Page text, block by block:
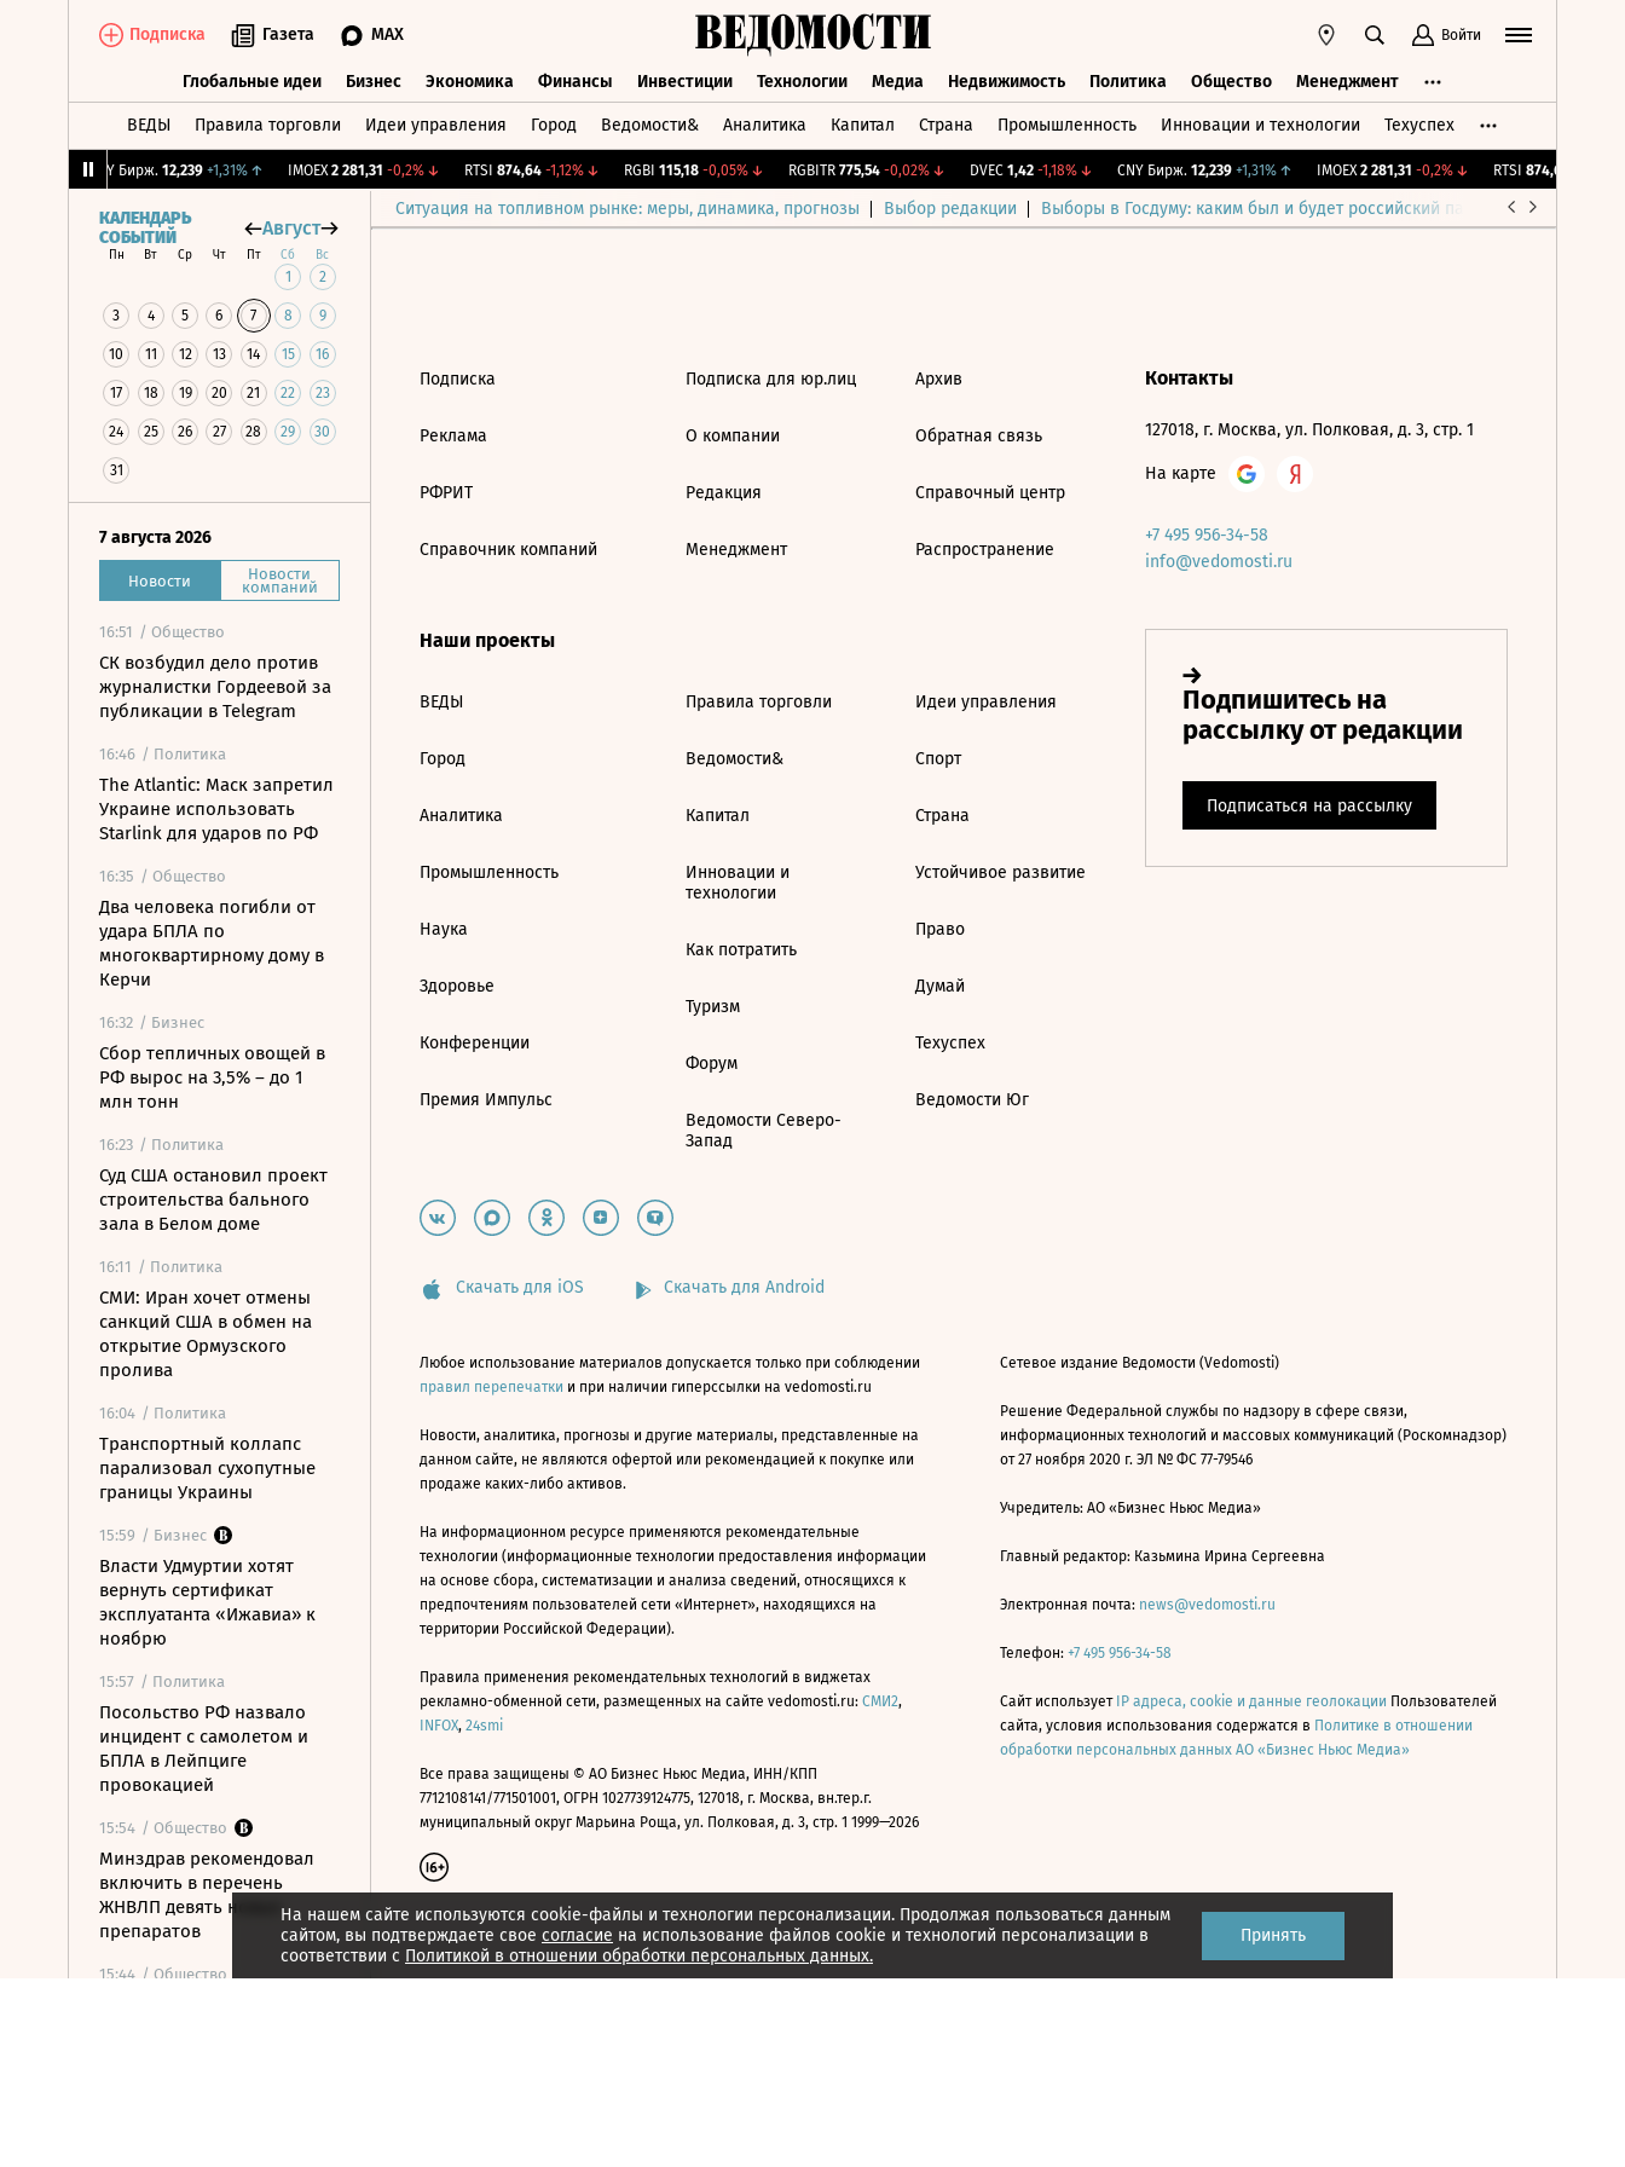
Подписка Газета MAX Войти
Глобальные идеи Бизнес Экономика Финансы Инвестиции Технологии Медиа Недвижимость Политика Общество Менеджмент
ВЕДЫ Правила торговли Идеи управления Город Ведомости& Аналитика Капитал Страна Промышленность Инновации и технологии Техуспех
CNY Бирж. 12,239 +1,31%↑ IMOEX 2 281,31 -0,2%↓ RTSI 874,64 -1,12%↓ RGBI 115,18 -0,05%↓ RGBITR 775,54 -0,02%↓ DVEC 1,42 -1,18%↓ CNY Бирж. 12,239 +1,31%↑ IMOEX 2 281,31 -0,2%↓ RTSI 874,64
Ситуация на топливном рынке: меры, динамика, прогнозы Выбор редакции Выборы в Госдуму: каким был и будет российский парламент
КАЛЕНДАРЬ
СОБЫТИЙ
Август
Пн Вт Ср Чт Пт Сб Вс
1 2
3 4 5 6 7 8 9
10 11 12 13 14 15 16
17 18 19 20 21 22 23
24 25 26 27 28 29 30
31
7 августа 2026
Новости Новости
компаний
16:51 / Общество
СК возбудил дело против
журналистки Гордеевой за
публикации в Telegram
16:46 / Политика
The Atlantic: Маск запретил
Украине использовать
Starlink для ударов по РФ
16:35 / Общество
Два человека погибли от
удара БПЛА по
многоквартирному дому в
Керчи
16:32 / Бизнес
Сбор тепличных овощей в
РФ вырос на 3,5% – до 1
млн тонн
16:23 / Политика
Суд США остановил проект
строительства бального
зала в Белом доме
16:11 / Политика
СМИ: Иран хочет отмены
санкций США в обмен на
открытие Ормузского
пролива
16:04 / Политика
Транспортный коллапс
парализовал сухопутные
границы Украины
15:59 / Бизнес
Власти Удмуртии хотят
вернуть сертификат
эксплуатанта «Ижавиа» к
ноябрю
15:57 / Политика
Посольство РФ назвало
инцидент с самолетом и
БПЛА в Лейпциге
провокацией
15:54 / Общество
Минздрав рекомендовал
включить в перечень
ЖНВЛП девять новых
препаратов
15:44 / Общество
На нашем сайте используются cookie-файлы и технологии персонализации. Продолжая пользоваться данным
сайтом, вы подтверждаете свое согласие на использование файлов cookie и технологий персонализации в
соответствии с Политикой в отношении обработки персональных данных.
Принять
Подписка
Реклама
РФРИТ
Справочник компаний
Подписка для юр.лиц
О компании
Редакция
Менеджмент
Архив
Обратная связь
Справочный центр
Распространение
Наши проекты
ВЕДЫ
Город
Аналитика
Промышленность
Наука
Здоровье
Конференции
Премия Импульс
Правила торговли
Ведомости&
Капитал
Инновации и
технологии
Как потратить
Туризм
Форум
Ведомости Северо-
Запад
Идеи управления
Спорт
Страна
Устойчивое развитие
Право
Думай
Техуспех
Ведомости Юг
Контакты
127018, г. Москва, ул. Полковая, д. 3, стр. 1
На карте
+7 495 956-34-58
info@vedomosti.ru
Скачать для iOS Скачать для Android
Любое использование материалов допускается только при соблюдении
правил перепечатки и при наличии гиперссылки на vedomosti.ru
Новости, аналитика, прогнозы и другие материалы, представленные на
данном сайте, не являются офертой или рекомендацией к покупке или
продаже каких-либо активов.
На информационном ресурсе применяются рекомендательные
технологии (информационные технологии предоставления информации
на основе сбора, систематизации и анализа сведений, относящихся к
предпочтениям пользователей сети «Интернет», находящихся на
территории Российской Федерации).
Правила применения рекомендательных технологий в виджетах
рекламно-обменной сети, размещенных на сайте vedomosti.ru: СМИ2,
INFOX, 24smi
Все права защищены © АО Бизнес Ньюс Медиа, ИНН/КПП
7712108141/771501001, ОГРН 1027739124775, 127018, г. Москва, вн.тер.г.
муниципальный округ Марьина Роща, ул. Полковая, д. 3, стр. 1 1999—2026
Сетевое издание Ведомости (Vedomosti)
Решение Федеральной службы по надзору в сфере связи,
информационных технологий и массовых коммуникаций (Роскомнадзор)
от 27 ноября 2020 г. ЭЛ № ФС 77-79546
Учредитель: АО «Бизнес Ньюс Медиа»
Главный редактор: Казьмина Ирина Сергеевна
Электронная почта: news@vedomosti.ru
Телефон: +7 495 956-34-58
Сайт использует IP адреса, cookie и данные геолокации Пользователей
сайта, условия использования содержатся в Политике в отношении
обработки персональных данных АО «Бизнес Ньюс Медиа»